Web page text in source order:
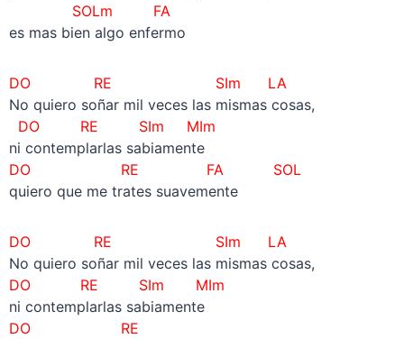
SOLm FA
es mas bien algo enfermo
DO RE SIm LA
No quiero soñar mil veces las mismas cosas,
DO RE SIm MIm
ni contemplarlas sabiamente
DO RE FA SOL
quiero que me trates suavemente
DO RE SIm LA
No quiero soñar mil veces las mismas cosas,
DO RE SIm MIm
ni contemplarlas sabiamente
DO RE